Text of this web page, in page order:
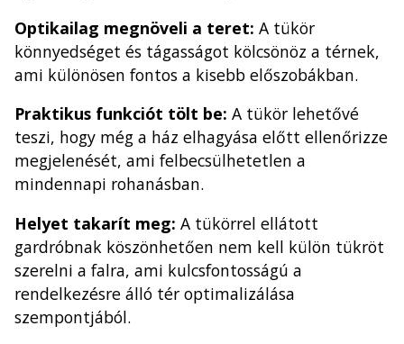
Optikailag megnöveli a teret: A tükör
könnyedséget és tágasságot kölcsönöz a térnek,
ami különösen fontos a kisebb előszobákban.
Praktikus funkciót tölt be: A tükör lehetővé
teszi, hogy még a ház elhagyása előtt ellenőrizze
megjelenését, ami felbecsülhetetlen a
mindennapi rohanásban.
Helyet takarít meg: A tükörrel ellátott
gardróbnak köszönhetően nem kell külön tükröt
szerelni a falra, ami kulcsfontosságú a
rendelkezésre álló tér optimalizálása
szempontjából.